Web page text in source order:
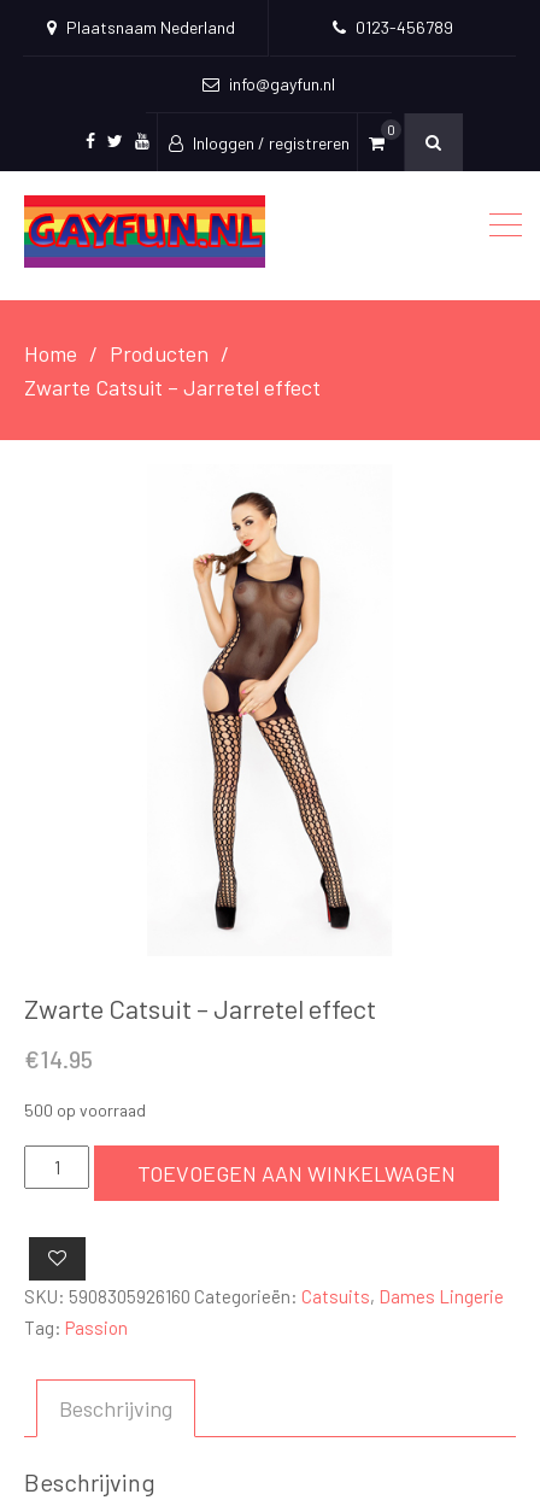
Plaatsnaam Nederland 0123-456789
info@gayfun.nl
Facebook
TwitterYoutube
Inloggen / registreren
0
Home
Producten
Zwarte Catsuit – Jarretel effect
Zwarte Catsuit – Jarretel effect
€14.95
500 op voorraad
Zwarte
Catsuit
Jarretel
effect
aantal
TOEVOEGEN AAN WINKELWAGEN
SKU: 5908305926160 Categorieën: Catsuits, Dames Lingerie
Tag: Passion
Beschrijving
Beschrijving